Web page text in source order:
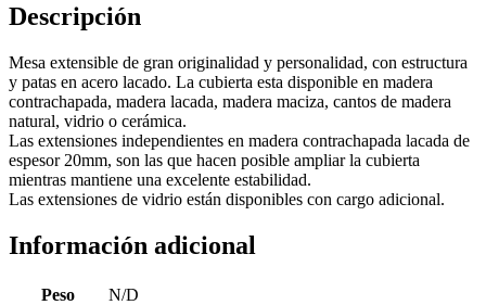
Descripción
Mesa extensible de gran originalidad y personalidad, con estructura
y patas en acero lacado. La cubierta esta disponible en madera
contrachapada, madera lacada, madera maciza, cantos de madera
natural, vidrio o cerámica.
Las extensiones independientes en madera contrachapada lacada de
espesor 20mm, son las que hacen posible ampliar la cubierta
mientras mantiene una excelente estabilidad.
Las extensiones de vidrio están disponibles con cargo adicional.
Información adicional
Peso
N/D